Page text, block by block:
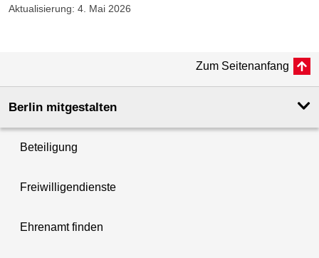
Aktualisierung: 4. Mai 2026
Zum Seitenanfang
Berlin mitgestalten
Beteiligung
Freiwilligendienste
Ehrenamt finden